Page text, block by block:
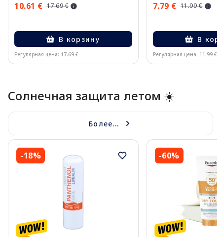
10.61 € 17.69 €
В корзину
Регулярная цена: 17.69 €
7.79 € 11.99 €
В
Регулярная цена: 11.99 €
Солнечная защита летом ☀️
Более...
-18% -60%